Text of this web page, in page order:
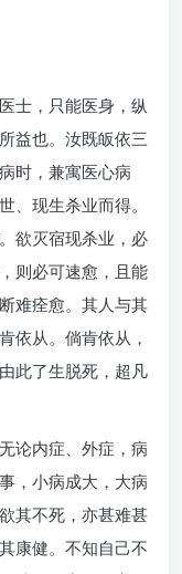
士，只能医身，纵
益也。汝既皈依三
时，兼寓医心病
、现生杀业而得。
欲灭宿现杀业，必
则必可速愈，且能
难痊愈。其人与其
依从。倘肯依从，
此了生脱死，超凡
论内症、外症，病
，小病成大，大病
其不死，亦甚难甚
康健。不知自己不